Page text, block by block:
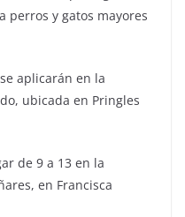
perros y gatos mayores
aplicarán en la
ubicada en Pringles
de 9 a 13 en la
en Francisca